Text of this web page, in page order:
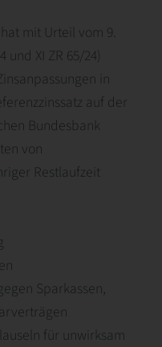
mit Urteil vom 9.
und XI ZR 65/24)
in
auf der
Bundesbank
von
Restlaufzeit
Sparkassen,
für unwirksam